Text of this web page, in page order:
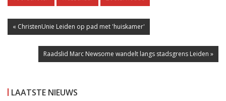
« ChristenUnie Leiden op pad met 'huiskamer'
Raadslid Marc Newsome wandelt langs stadsgrens Leiden »
LAATSTE NIEUWS